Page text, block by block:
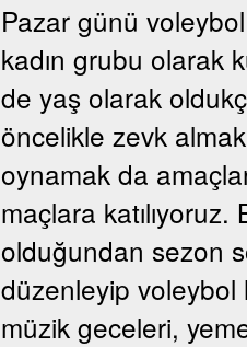
Pazar günü
kadın grubu olarak
de yaş olarak
öncelikle zevk
oynamak da
maçlara
olduğundan sezon
düzenleyip
müzik geceleri,